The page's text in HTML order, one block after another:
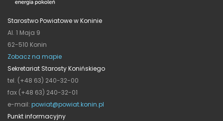
Starostwo Powiatowe w Koninie
Al. 1 Maja 9
62-510 Konin
Zobacz na mapie
Sekretariat Starosty Konińskiego
tel. (+48 63) 240-32-00
fax (+48 63) 240-32-01
e-mail: powiat@powiat.konin.pl
Punkt informacyjny